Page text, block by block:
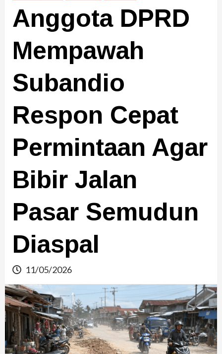
Anggota DPRD
Mempawah
Subandio
Respon Cepat
Permintaan Agar
Bibir Jalan
Pasar Semudun
Diaspal
11/05/2026